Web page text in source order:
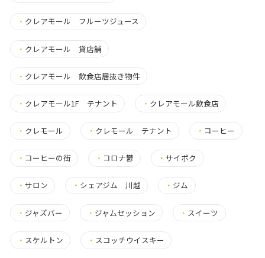
・ クレアモール フルーツジュース
・ クレアモール 貸店舗
・ クレアモール 飲食店居抜き物件
・ クレアモール1F テナント ・ クレアモール飲食店
・ クレモール ・ クレモール テナント ・ コーヒー
・ コーヒーの街 ・ コロナ鬱 ・サイボク
・ サロン ・ シェアジム 川越 ・ ジム
・ ジャズバー ・ ジャムセッション ・ スイーツ
・ スケルトン ・ スコッチウイスキー